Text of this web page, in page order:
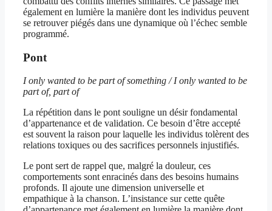
également en lumière la manière dont les individus peuvent
se retrouver piégés dans une dynamique où l’échec semble
programmé.
Pont
I only wanted to be part of something / I only wanted to be
part of, part of
La répétition dans le pont souligne un désir fondamental
d’appartenance et de validation. Ce besoin d’être accepté
est souvent la raison pour laquelle les individus tolèrent des
relations toxiques ou des sacrifices personnels injustifiés.
Le pont sert de rappel que, malgré la douleur, ces
comportements sont enracinés dans des besoins humains
profonds. Il ajoute une dimension universelle et
empathique à la chanson. L’insistance sur cette quête